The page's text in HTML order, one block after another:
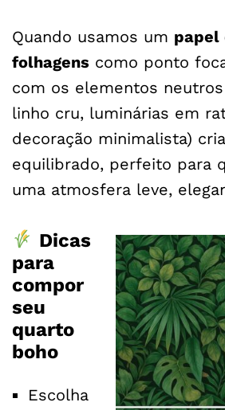
Quando usamos um papel
folhagens como ponto
com os elementos
linho cru, luminárias em
decoração minimalista)
equilibrado, perfeito para
uma atmosfera leve,
Dicas
para
compor
seu
quarto
boho
Escolha